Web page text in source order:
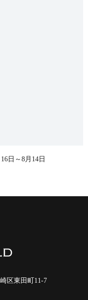
日～8月14日
区東田町11-7